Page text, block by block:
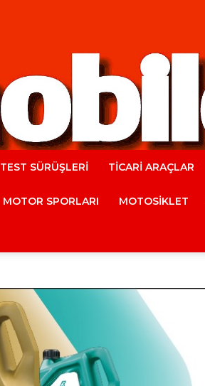
TEST SÜRÜŞLERİ TİCARİ ARAÇLAR
MOTOR SPORLARI MOTOSİKLET